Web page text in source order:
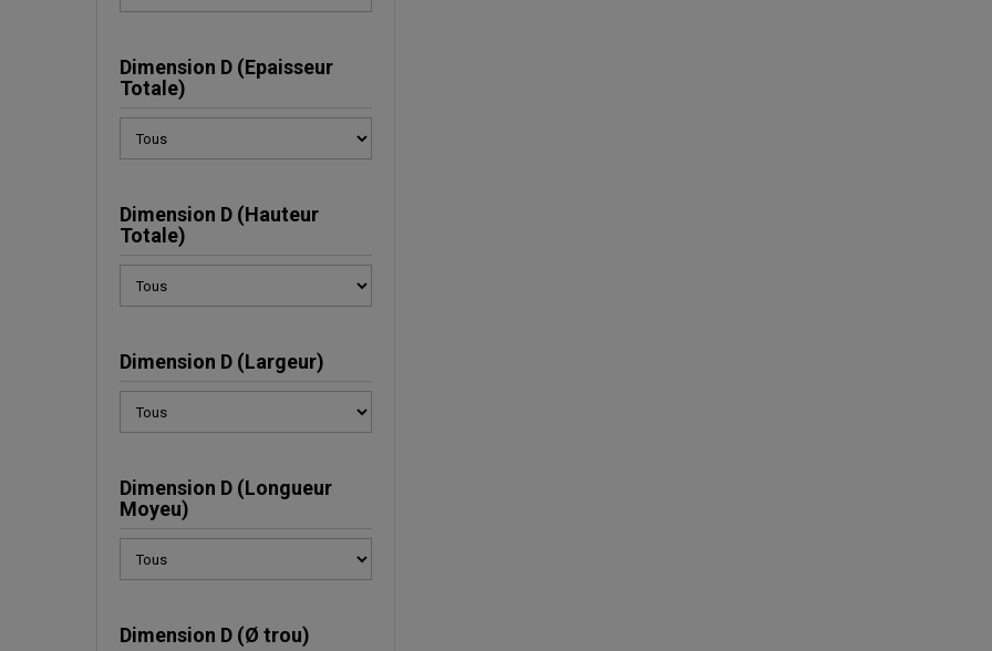
Dimension D (Epaisseur
Totale)
Dimension D (Hauteur
Totale)
Dimension D (Largeur)
Dimension D (Longueur
Moyeu)
Dimension D (Ø trou)